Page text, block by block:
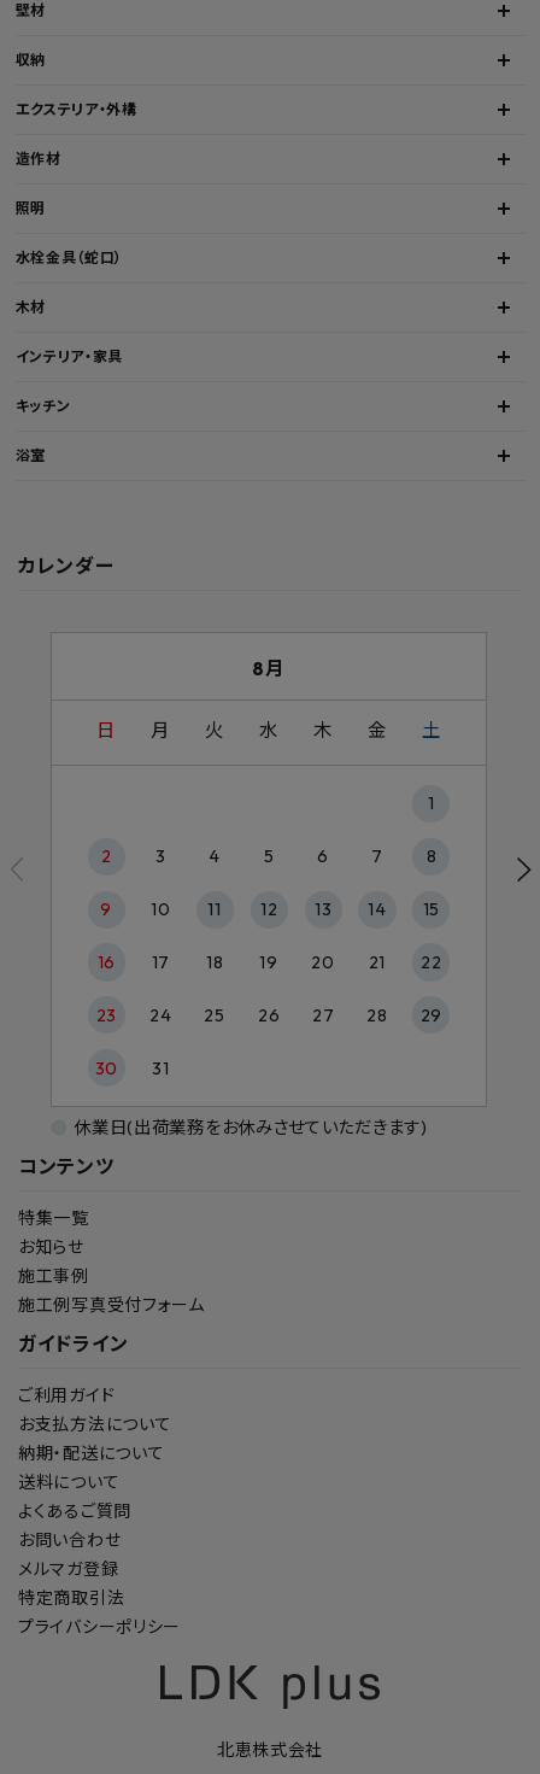
壁材
収納
エクステリア・外構
造作材
照明
水栓金具（蛇口）
木材
インテリア・家具
キッチン
浴室
コンテンツ
特集一覧
お知らせ
施工事例
施工例写真受付フォーム
ガイドライン
ご利用ガイド
お支払方法について
納期・配送について
送料について
よくあるご質問
お問い合わせ
メルマガ登録
特定商取引法
プライバシーポリシー
カレンダー
8月
日 月 火 水 木 金 土
1
2 3 4 5 6 7 8
9 10 11 12 13 14 15
16 17 18 19 20 21 22
23 24 25 26 27 28 29
30 31
休業日(出荷業務をお休みさせていただきます)
北恵株式会社